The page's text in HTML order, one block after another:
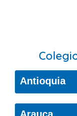
Antioquia
Bello